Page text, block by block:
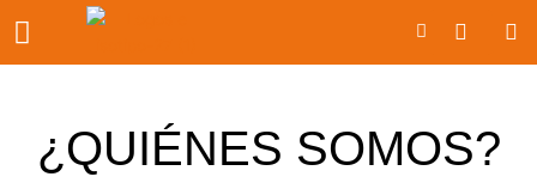
contenido
Carrito
¿QUIÉNES SOMOS?